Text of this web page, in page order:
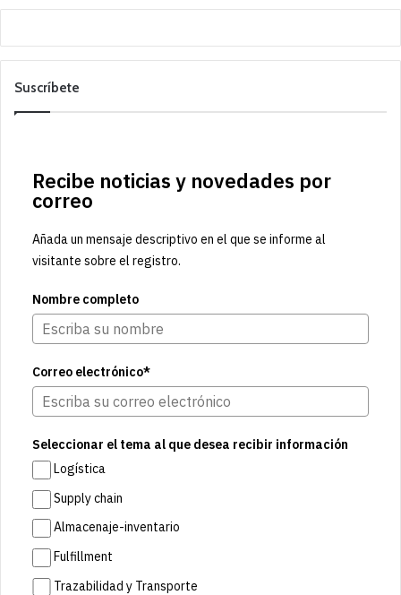
Suscríbete
Recibe noticias y novedades por
correo
Añada un mensaje descriptivo en el que se informe al
visitante sobre el registro.
Nombre completo
Correo electrónico*
Seleccionar el tema al que desea recibir información
Logística
Supply chain
Almacenaje-inventario
Fulfillment
Trazabilidad y Transporte